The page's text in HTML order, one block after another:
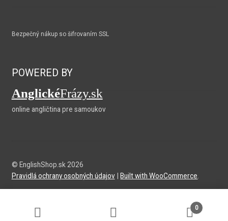
Bezpečný nákup so šifrovaním SSL
POWERED BY
AnglickéFrázy.sk
online angličtina pre samoukov
© EnglishShop.sk 2026
Pravidlá ochrany osobných údajov
Built with WooCommerce.
Vyhľadávanie
0